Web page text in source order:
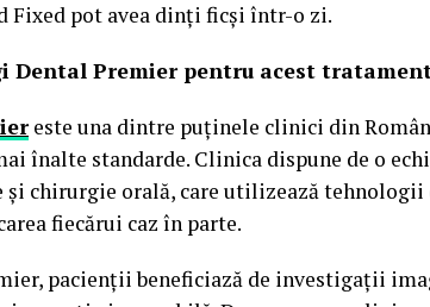
Fixed pot avea dinți ficși într-o zi.
Dental Premier pentru acest
este una dintre puținele clinici din
înalte standarde. Clinica dispune de o
chirurgie orală, care utilizează
fiecărui caz în parte.
pacienții beneficiază de investigații